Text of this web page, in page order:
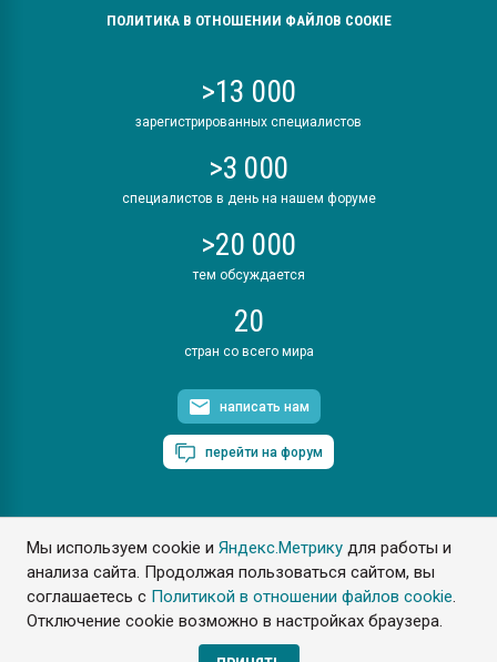
Мы используем cookie иЯндекс.Метрику для работы и
анализа сайта. Продолжая пользоваться сайтом, вы
соглашаетесь с Политикой в отношении файлов cookie.
Отключение cookie возможно в настройках браузера.
ПОЛИТИКА В ОТНОШЕНИИ ФАЙЛОВ COOKIE
>13 000
зарегистрированных специалистов
>3 000
специалистов в день на нашем форуме
>20 000
тем обсуждается
20
стран со всего мира
написать нам
перейти на форум
ПластЭксперт © 2006. Все права защищены
Разрешается копирование материалов сайта с обязательной
ссылкой на www.e-plastic.ru
Разработка сайта